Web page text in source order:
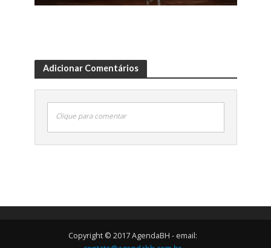
Adicionar Comentários
Clique para comentar
Copyright © 2017 AgendaBH - email: